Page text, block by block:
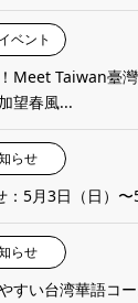
ベント
Meet Taiwan臺
望春風...
らせ
5月3日（日）〜
らせ
すい台湾華語コ